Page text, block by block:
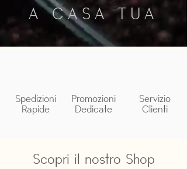
A CASA TUA
Spedizioni
Rapide
Promozioni
Dedicate
Servizio
Clienti
Scopri il nostro Shop